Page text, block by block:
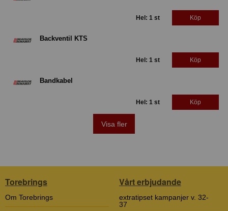
Hel: 1 st Köp
Backventil KTS
Hel: 1 st Köp
Bandkabel
Hel: 1 st Köp
Visa fler
Torebrings
Om Torebrings
Vårt erbjudande
extratipset kampanjer v. 32-
37